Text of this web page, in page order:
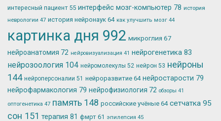
интересный пациент 55 интерфейс мозг-компьютер 78 история
неврологии 47 история нейронаук 64 как улучшить мозг 44
картинка дня 992 микроглия 67
нейроанатомия 72 нейровизуализация 41 нейрогенетика 83
нейрозоология 104 нейромолекулы 52 нейрон 53 нейроны
144 нейроперсоналии 51 нейроразвитие 64 нейростарости 79
нейрофармакология 79 нейрофизиология 72 обзоры 41
оптогенетика 47 память 148 российские учёные 64 сетчатка 95
сон 151 терапия 81 фмрт 61 эпилепсия 45